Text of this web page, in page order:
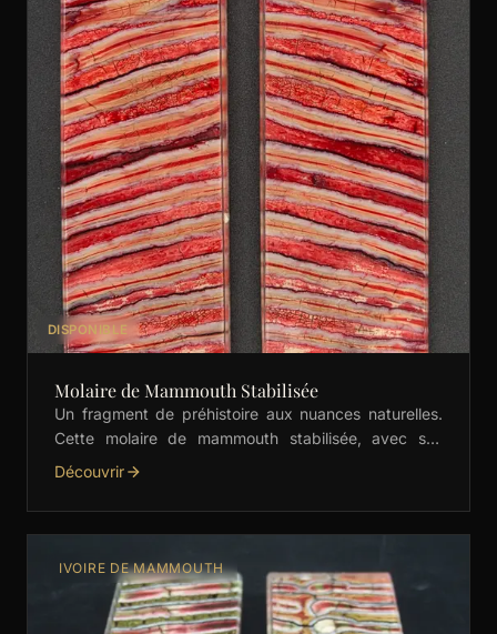
DISPONIBLE
Molaire de Mammouth Stabilisée
Un fragment de préhistoire aux nuances naturelles.
Cette molaire de mammouth stabilisée, avec ses
dégradés subtils de vert, est idéale pour les manches
Découvrir
IVOIRE DE MAMMOUTH